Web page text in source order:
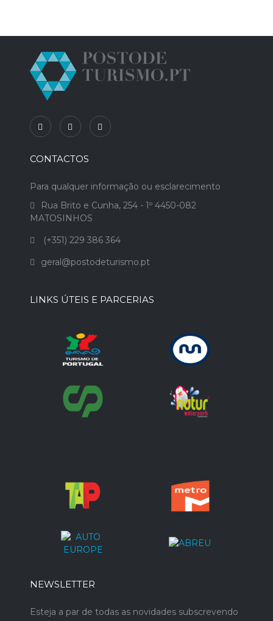
CONTACTOS
Para qualquer informação ou esclarecimento
Rua Brito e Cunha, 254 - 1º 4450-082
MATOSINHOS
(+351) 229 386 364
geral@postodeturismo.pt
LINKS ÚTEIS E PARCERIAS
NEWSLETTER
Esteja a par de todas as novidades subscrevendo